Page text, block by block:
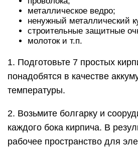
металлическое ведро;
ненужный металлический
строительные защитные
молоток и т.п.
1. Подготовьте 7 простых
понадобятся в качестве
температуры.
2. Возьмите болгарку и
каждого бока кирпича. В
рабочее пространство для